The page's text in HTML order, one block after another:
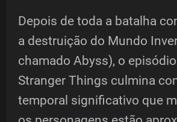
Depois de toda a batalha
a destruição do Mundo
chamado Abyss), o
Stranger Things culmina
temporal significativo que